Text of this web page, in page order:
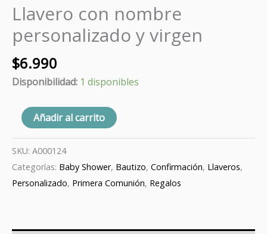
Llavero con nombre
personalizado y virgen
$6.990
Disponibilidad: 1 disponibles
Añadir al carrito
SKU: A000124
Categorías: Baby Shower, Bautizo, Confirmación, Llaveros,
Personalizado, Primera Comunión, Regalos